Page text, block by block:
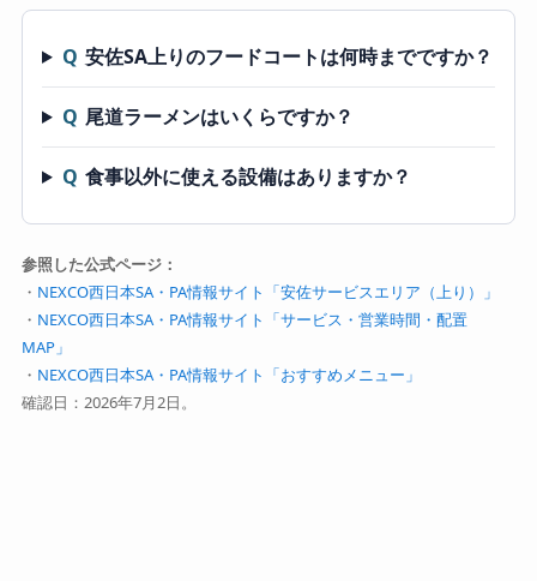
Q 安佐SA上りのフードコートは何時までですか？
Q 尾道ラーメンはいくらですか？
Q 食事以外に使える設備はありますか？
参照した公式ページ：
・ NEXCO西日本SA・PA情報サイト「安佐サービスエリア（上り）」
・ NEXCO西日本SA・PA情報サイト「サービス・営業時間・配置
MAP」
・ NEXCO西日本SA・PA情報サイト「おすすめメニュー」
確認日：2026年7月2日。